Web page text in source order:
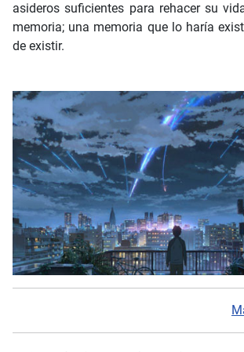
asideros suficientes para rehacer su
memoria; una memoria que lo haría
de existir.